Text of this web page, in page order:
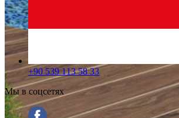
+90 539 113 58 33
Мы в соцсетях